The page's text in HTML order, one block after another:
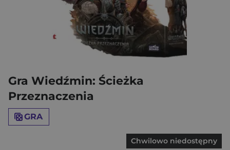
Gra Wiedźmin: Ścieżka
Przeznaczenia
GRA
Chwilowo niedostępny